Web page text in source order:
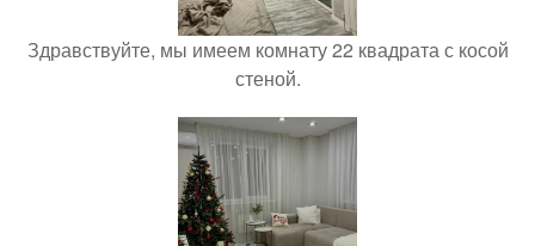
Здравствуйте, мы имеем комнату 22 квадрата с косой
стеной.